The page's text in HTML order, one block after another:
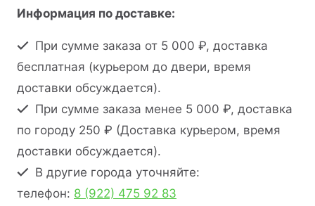
Информация по доставке:
При сумме заказа от 5 000 ₽, доставка
бесплатная (курьером до двери, время
доставки обсуждается).
При сумме заказа менее 5 000 ₽, доставка
по городу 250 ₽ (Доставка курьером, время
доставки обсуждается).
В другие города уточняйте:
телефон: 8 (922) 475 92 83